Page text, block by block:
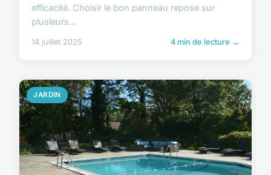
efficacité. Choisir le bon panneau repose sur
plusieurs...
14 juillet 2025 4 min de lecture →
JARDIN